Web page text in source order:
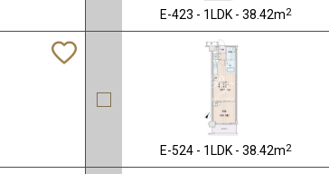
E-423 - 1LDK - 38.42m2
E-524 - 1LDK - 38.42m2